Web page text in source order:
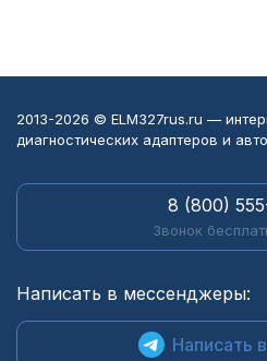
2013-2026 © ELM327rus.ru —
диагностических адаптеров и
8 (800)
Звонок
Написать в мессенджеры:
Написать